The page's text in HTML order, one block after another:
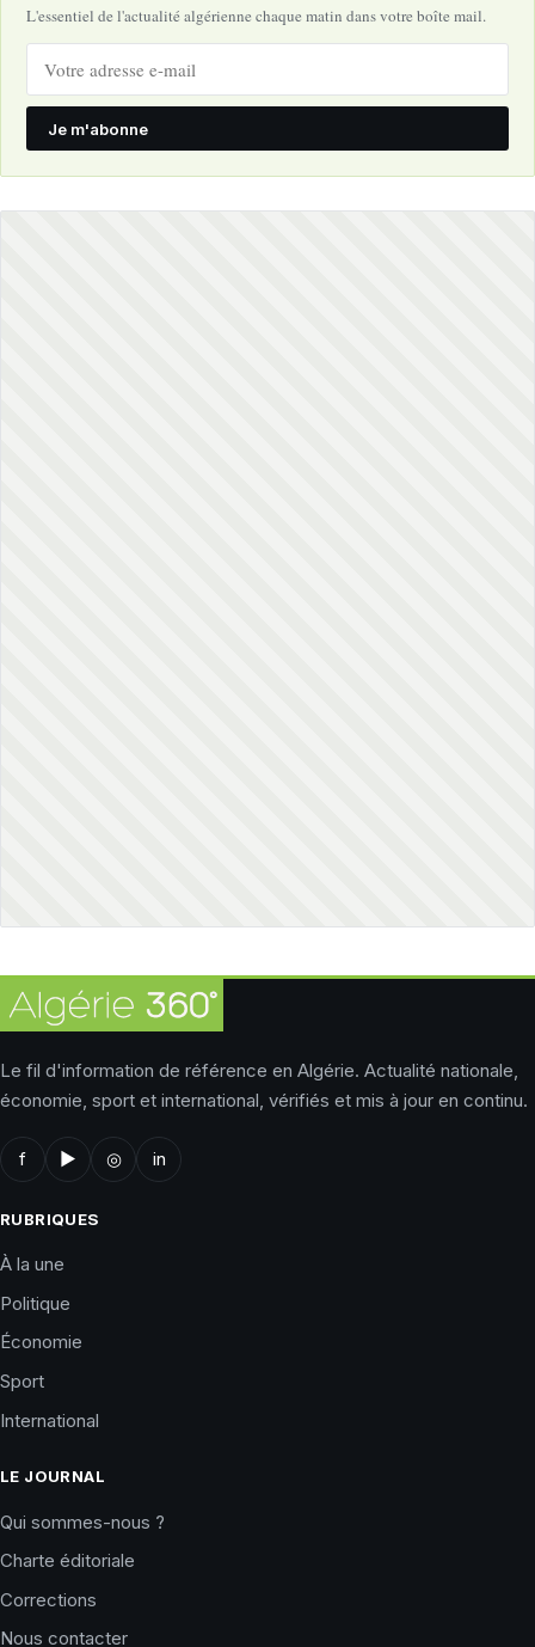
L'essentiel de l'actualité algérienne chaque matin dans votre boîte mail.
Je m'abonne
Le fil d'information de référence en Algérie. Actualité nationale,
économie, sport et international, vérifiés et mis à jour en continu.
f ▶ ◎ in
RUBRIQUES
À la une
Politique
Économie
Sport
International
LE JOURNAL
Qui sommes-nous ?
Charte éditoriale
Corrections
Nous contacter